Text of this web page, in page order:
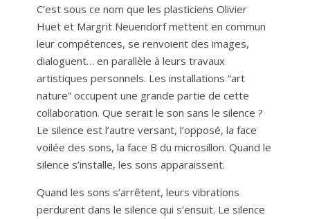
C’est sous ce nom que les plasticiens Olivier
Huet et Margrit Neuendorf mettent en commun
leur compétences, se renvoient des images,
dialoguent… en parallèle à leurs travaux
artistiques personnels. Les installations “art
nature” occupent une grande partie de cette
collaboration. Que serait le son sans le silence ?
Le silence est l’autre versant, l’opposé, la face
voilée des sons, la face B du microsillon. Quand le
silence s’installe, les sons apparaissent.
Quand les sons s’arrêtent, leurs vibrations
perdurent dans le silence qui s’ensuit. Le silence